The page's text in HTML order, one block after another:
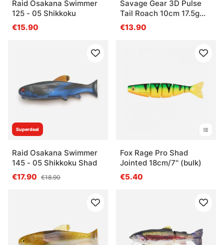
Raid Osakana Swimmer
125 - 05 Shikkoku
€15.90
Savage Gear 3D Pulse
Tail Roach 10cm 17.5g
(2kpl)
€13.90
Superdeal
Raid Osakana Swimmer
145 - 05 Shikkoku Shad
€17.90 €18.90
Fox Rage Pro Shad
Jointed 18cm/7'' (bulk)
€5.40